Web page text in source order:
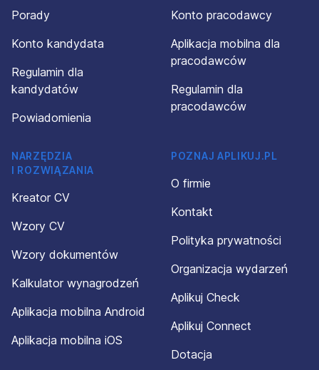
Porady
Konto kandydata
Regulamin dla
kandydatów
Powiadomienia
Konto pracodawcy
Aplikacja mobilna dla
pracodawców
Regulamin dla
pracodawców
NARZĘDZIA
I ROZWIĄZANIA
Kreator CV
Wzory CV
Wzory dokumentów
Kalkulator wynagrodzeń
Aplikacja mobilna Android
Aplikacja mobilna iOS
POZNAJ APLIKUJ.PL
O firmie
Kontakt
Polityka prywatności
Organizacja wydarzeń
Aplikuj Check
Aplikuj Connect
Dotacja